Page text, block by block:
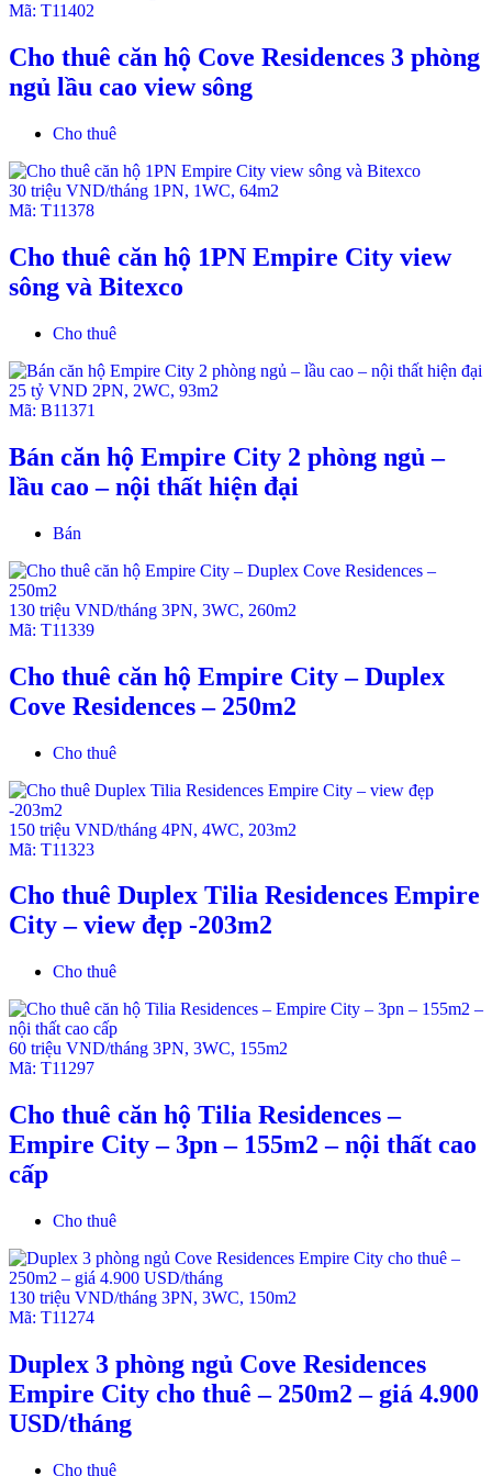
Tỷ lệ chỗ đậu xe 1:1
Mã: T11402
Cho thuê căn hộ Cove Residences 3 phòng
ngủ lầu cao view sông
Cho thuê
30 triệu VND/tháng 1PN, 1WC, 64m2
Mã: T11378
Cho thuê căn hộ 1PN Empire City view
sông và Bitexco
Cho thuê
25 tỷ VND 2PN, 2WC, 93m2
Mã: B11371
Bán căn hộ Empire City 2 phòng ngủ –
lầu cao – nội thất hiện đại
Bán
130 triệu VND/tháng 3PN, 3WC, 260m2
Mã: T11339
Cho thuê căn hộ Empire City – Duplex
Cove Residences – 250m2
Cho thuê
150 triệu VND/tháng 4PN, 4WC, 203m2
Mã: T11323
Cho thuê Duplex Tilia Residences Empire
City – view đẹp -203m2
Cho thuê
60 triệu VND/tháng 3PN, 3WC, 155m2
Mã: T11297
Cho thuê căn hộ Tilia Residences –
Empire City – 3pn – 155m2 – nội thất cao
cấp
Cho thuê
130 triệu VND/tháng 3PN, 3WC, 150m2
Mã: T11274
Duplex 3 phòng ngủ Cove Residences
Empire City cho thuê – 250m2 – giá 4.900
USD/tháng
Cho thuê